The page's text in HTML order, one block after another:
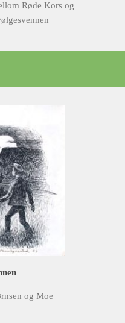
Røde Kors og
og Moe